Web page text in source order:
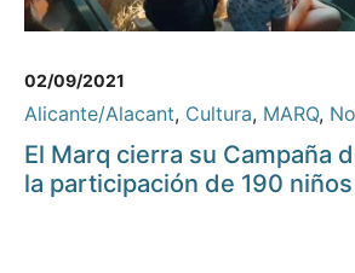
02/09/2021
Alicante/Alacant, Cultura, MARQ,
El Marq cierra su Campaña
la participación de 190